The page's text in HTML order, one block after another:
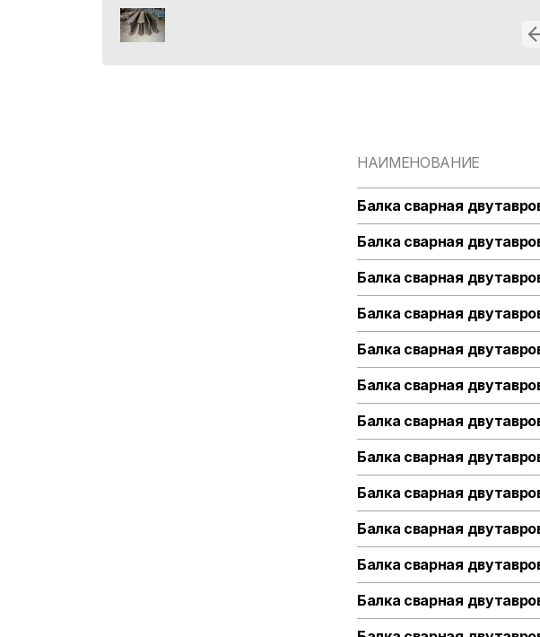
НАИМЕНОВАНИЕ
Балка сварная
Балка сварная
Балка сварная
Балка сварная
Балка сварная
Балка сварная
Балка сварная
Балка сварная
Балка сварная
Балка сварная
Балка сварная
Балка сварная